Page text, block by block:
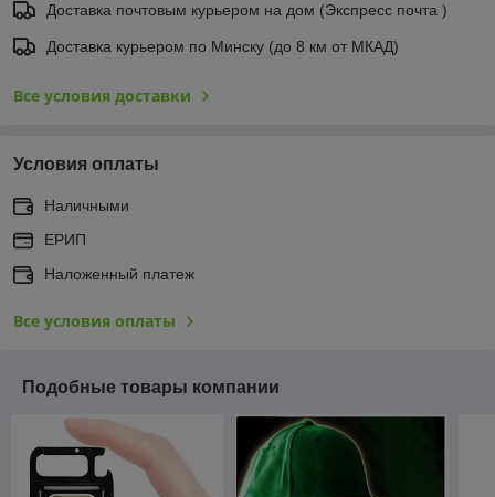
Доставка почтовым курьером на дом (Экспресс почта )
Доставка курьером по Минску (до 8 км от МКАД)
Все условия доставки
Условия оплаты
Наличными
ЕРИП
Наложенный платеж
Все условия оплаты
Подобные товары компании